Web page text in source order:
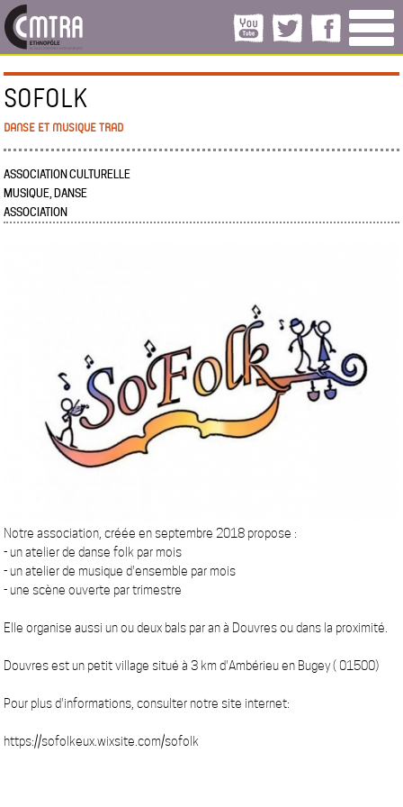
SOFOLK
DANSE ET MUSIQUE TRAD
ASSOCIATION CULTURELLE
MUSIQUE, DANSE
ASSOCIATION
Notre association, créée en septembre 2018 propose :
- un atelier de danse folk par mois
- un atelier de musique d'ensemble par mois
- une scène ouverte par trimestre
Elle organise aussi un ou deux bals par an à Douvres ou dans la proximité.
Douvres est un petit village situé à 3 km d'Ambérieu en Bugey ( 01500)
Pour plus d'informations, consulter notre site internet:
https://sofolkeux.wixsite.com/sofolk